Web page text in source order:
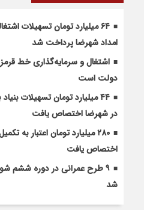
۶۴ میلیارد تومان تسهیلات
امداد شهرضا پرداخت شد
اشتغال و سرمایه‌گذاری خط
دولت است
۴۴ میلیارد تومان تسهیلات
در شهرضا اختصاص یافت
۲۸۰ میلیارد تومان اعتبار به
اختصاص یافت
۹ طرح عمرانی در دوره ششم
شد